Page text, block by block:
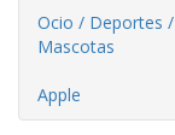
Ocio / Deportes /
Mascotas
Apple